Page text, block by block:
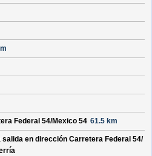
Federal 54/Mexico 54 61.5 km
salida en dirección Carretera Federal 54/